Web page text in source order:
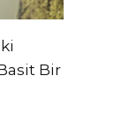
Bir